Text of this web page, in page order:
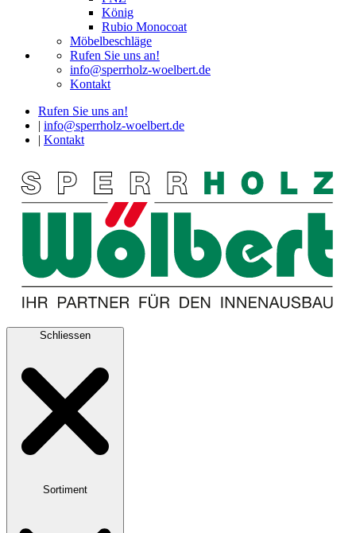
König
Rubio Monocoat
Möbelbeschläge
Rufen Sie uns an!
info@sperrholz-woelbert.de
Kontakt
Rufen Sie uns an!
info@sperrholz-woelbert.de
Kontakt
Schliessen
Sortiment